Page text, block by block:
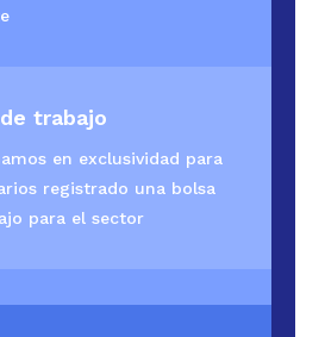
trabajo
en exclusividad para
registrado una bolsa
para el sector